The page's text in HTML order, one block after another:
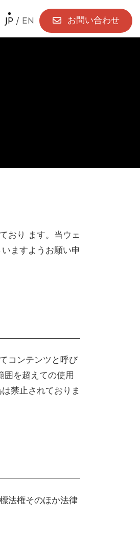
JP / EN お問い合わせ
おり ます。当ウェ
ますようお願い申
コンテンツと呼び
囲を超えての使用
禁止されておりま
法権そのほか法律